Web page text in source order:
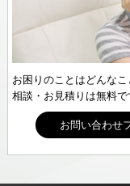
お困りのことはどんなこ
相談・お見積りは無料で
お問い合わせ